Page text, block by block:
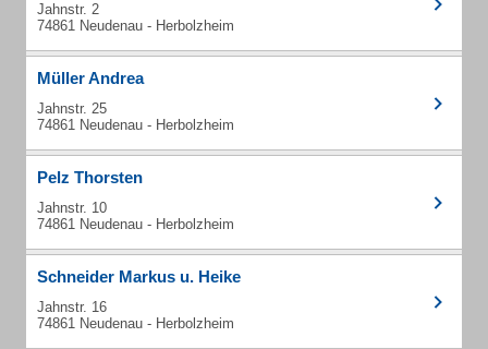
Jahnstr. 2
74861 Neudenau - Herbolzheim
Müller Andrea
Jahnstr. 25
74861 Neudenau - Herbolzheim
Pelz Thorsten
Jahnstr. 10
74861 Neudenau - Herbolzheim
Schneider Markus u. Heike
Jahnstr. 16
74861 Neudenau - Herbolzheim